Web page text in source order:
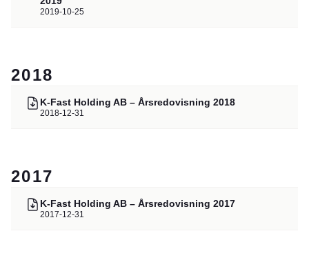
2019-10-25
K-Fast Holding AB – Årsredovisning 2018
2018-12-31
2018
K-Fast Holding AB – Årsredovisning 2017
2017-12-31
2017